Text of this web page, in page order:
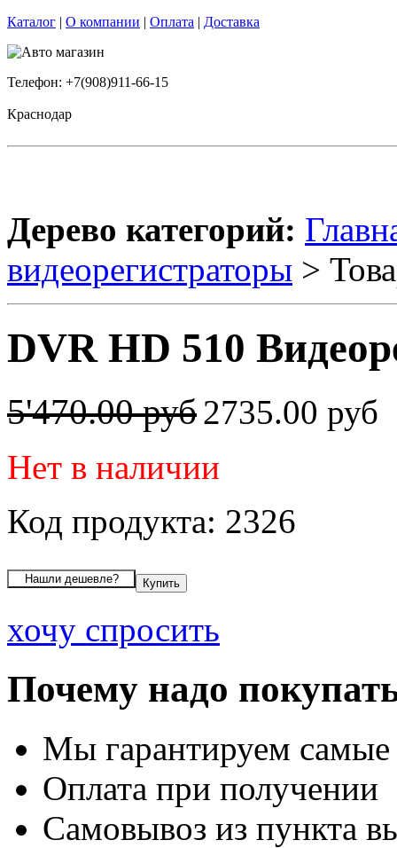
Каталог | О компании | Оплата | Доставка
Телефон: +7(908)911-66-15
Краснодар
Дерево категорий:
видеорегистраторы >
DVR HD 510
5'470.00 руб2735.00 руб
Нет в наличии
Код продукта: 2326
хочу спросить
Почему надо
Мы гарантируем
Оплата при получении
Самовывоз из пункта